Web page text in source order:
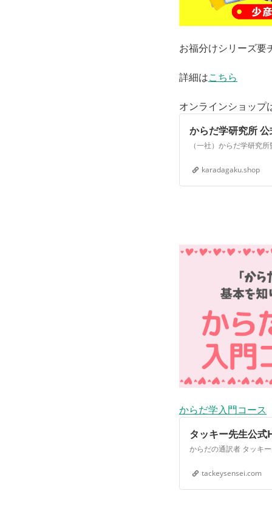
お福分けシリーズ
詳細はこちら
オンラインショップ
からだ学研究所
karadagaku.shop
からだ学入門コース
タッキー先生公式
tackeysensei.com